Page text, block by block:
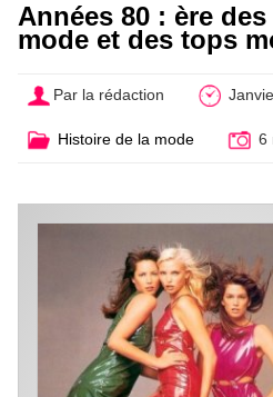
Années 80 : ère
mode et des tops
Par la rédaction
Histoire de la mode 6